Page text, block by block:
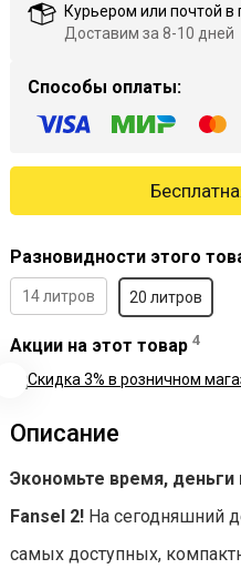
Курьером или почтой в
Доставим за 8-10 дней
Способы оплаты:
Разновидности этого
14 литров 20 литров
Акции на этот товар 4
Описание
Экономьте время, деньги
Fansel 2! На сегодняшний
самых доступных,